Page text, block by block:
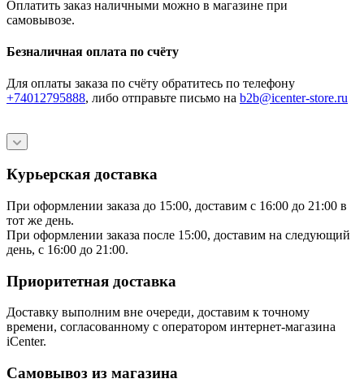
Оплатить заказ наличными можно в магазине при
самовывозе.
Безналичная оплата по счёту
Для оплаты заказа по счёту обратитесь по телефону
+74012795888, либо отправьте письмо на b2b@icenter-store.ru
Курьерская доставка
При оформлении заказа до 15:00, доставим с 16:00 до 21:00 в
тот же день.
При оформлении заказа после 15:00, доставим на следующий
день, с 16:00 до 21:00.
Приоритетная доставка
Доставку выполним вне очереди, доставим к точному
времени, согласованному с оператором интернет-магазина
iCenter.
Самовывоз из магазина